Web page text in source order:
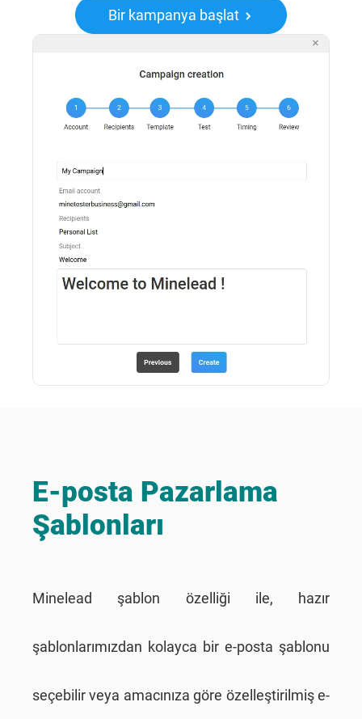
Bir kampanya başlat
E-posta Pazarlama
Şablonları
Minelead şablon özelliği ile, hazır
şablonlarımızdan kolayca bir e-posta şablonu
seçebilir veya amacınıza göre özelleştirilmiş e-